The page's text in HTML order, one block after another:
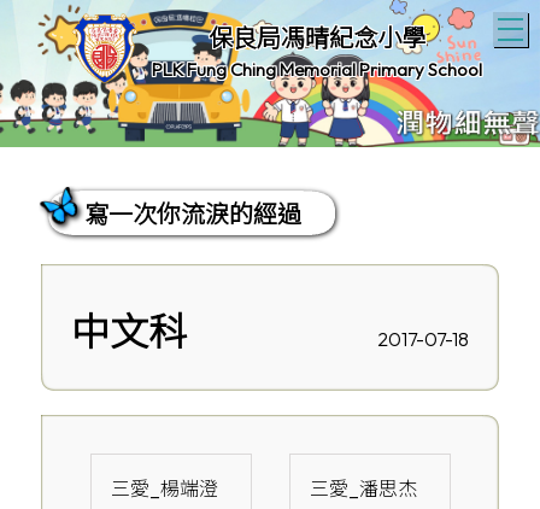
保良局馮晴紀念小學
PLK Fung Ching Memorial Primary School
寫一次你流淚的經過
中文科 2017-07-18
三愛_楊端澄 三愛_潘思杰